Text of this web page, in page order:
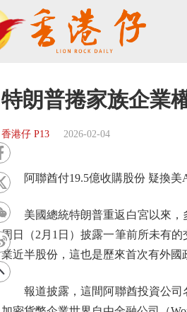
特朗普捲家族企業
香港仔 P13 2026-02-04
阿聯酋付19.5億收購股份 疑換美
美國總統特朗普重返白宮以來，多
周日（2月1日）披露一筆前所未有
業近半股份，這也是歷來首次有外國
報道披露，這間阿聯酋投資公司名